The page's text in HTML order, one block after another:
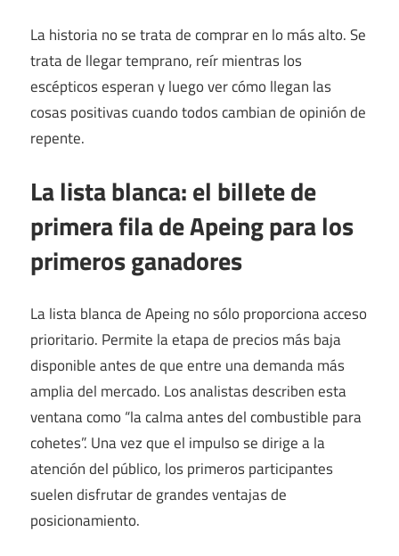
La historia no se trata de comprar en lo más alto. Se
trata de llegar temprano, reír mientras los
escépticos esperan y luego ver cómo llegan las
cosas positivas cuando todos cambian de opinión de
repente.
La lista blanca: el billete de
primera fila de Apeing para los
primeros ganadores
La lista blanca de Apeing no sólo proporciona acceso
prioritario. Permite la etapa de precios más baja
disponible antes de que entre una demanda más
amplia del mercado. Los analistas describen esta
ventana como “la calma antes del combustible para
cohetes”. Una vez que el impulso se dirige a la
atención del público, los primeros participantes
suelen disfrutar de grandes ventajas de
posicionamiento.